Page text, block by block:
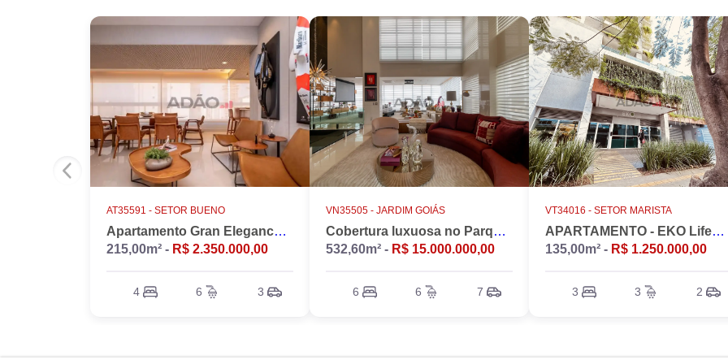
AT35591 - SETOR BUENO
Apartamento Gran Elegance - 4 suites + Home Office
215,00m² - R$ 2.350.000,00
4 6 3
VN35505 - JARDIM GOIÁS
Cobertura luxuosa no Parque Flamboyant, Jardim Goiás. Duplex, 533m2, 4 suítes, Piscina, 7 vagas, nascente.
532,60m² - R$ 15.000.000,00
6 6 7
VT34016 - SETOR MARISTA
APARTAMENTO - EKO LifeStyle
135,00m² - R$ 1.250.000,00
3 3 2